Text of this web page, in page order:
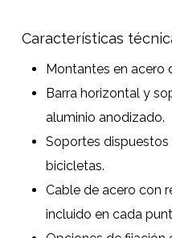
Características
Montantes en acero
Barra horizontal y
aluminio anodizado.
Soportes
bicicletas.
Cable de acero con
incluido en cada